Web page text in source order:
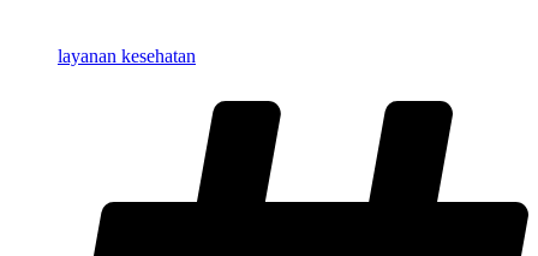
layanan kesehatan